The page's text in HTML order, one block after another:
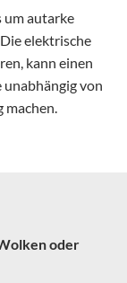
um autarke
elektrische
kann einen
von
oder